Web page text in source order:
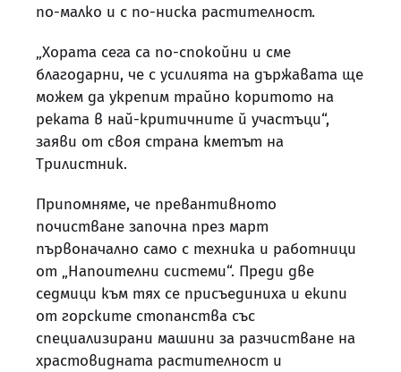
по-малко и с по-ниска растителност.
„Хората сега са по-спокойни и сме
благодарни, че с усилията на държавата ще
можем да укрепим трайно коритото на
реката в най-критичните й участъци“,
заяви от своя страна кметът на
Трилистник.
Припомняме, че превантивното
почистване започна през март
първоначално само с техника и работници
от „Напоителни системи“. Преди две
седмици към тях се присъединиха и екипи
от горските стопанства със
специализирани машини за разчистване на
храстовидната растителност и